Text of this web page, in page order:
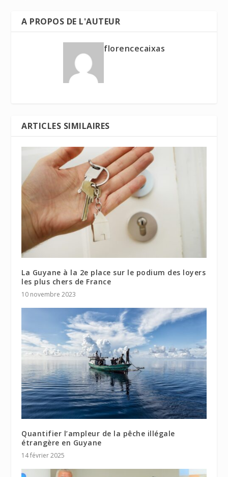
A PROPOS DE L'AUTEUR
florencecaixas
ARTICLES SIMILAIRES
La Guyane à la 2e place sur le podium des loyers
les plus chers de France
10 novembre 2023
Quantifier l’ampleur de la pêche illégale
étrangère en Guyane
14 février 2025